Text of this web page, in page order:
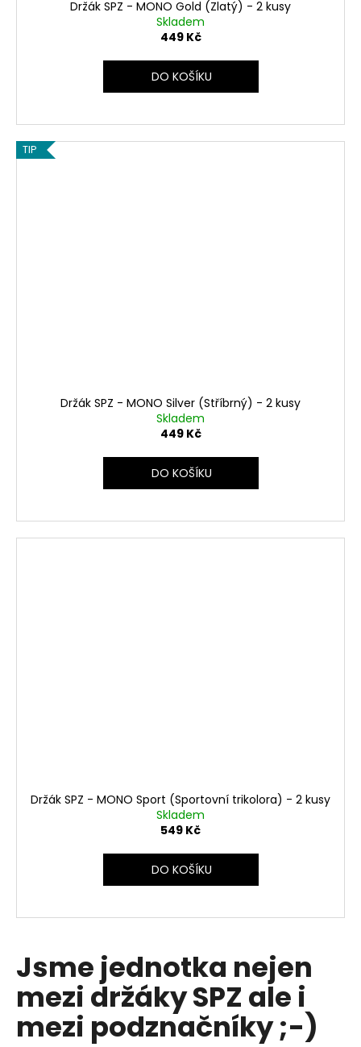
Držák SPZ - MONO Gold (Zlatý) - 2 kusy
Skladem
449 Kč
DO KOŠÍKU
TIP
Držák SPZ - MONO Silver (Stříbrný) - 2 kusy
Skladem
449 Kč
DO KOŠÍKU
Držák SPZ - MONO Sport (Sportovní trikolora) - 2 kusy
Skladem
549 Kč
DO KOŠÍKU
Jsme jednotka nejen
mezi držáky SPZ ale i
mezi podznačníky ;-)